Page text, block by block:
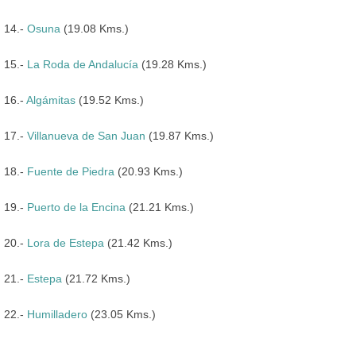
14.- Osuna (19.08 Kms.)
15.- La Roda de Andalucía (19.28 Kms.)
16.- Algámitas (19.52 Kms.)
17.- Villanueva de San Juan (19.87 Kms.)
18.- Fuente de Piedra (20.93 Kms.)
19.- Puerto de la Encina (21.21 Kms.)
20.- Lora de Estepa (21.42 Kms.)
21.- Estepa (21.72 Kms.)
22.- Humilladero (23.05 Kms.)